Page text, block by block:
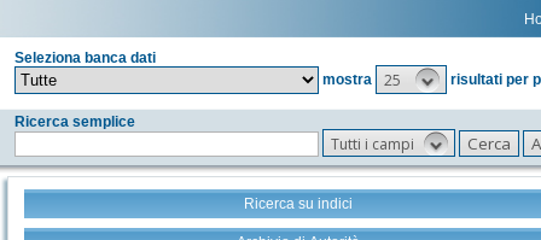
Seleziona banca dati
mostra
25 risultati per
Ricerca semplice
Tutti i campi
Ricerca su indici